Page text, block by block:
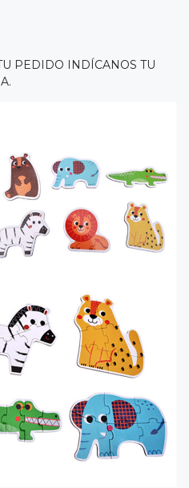
PEDIDO INDÍCANOS TU